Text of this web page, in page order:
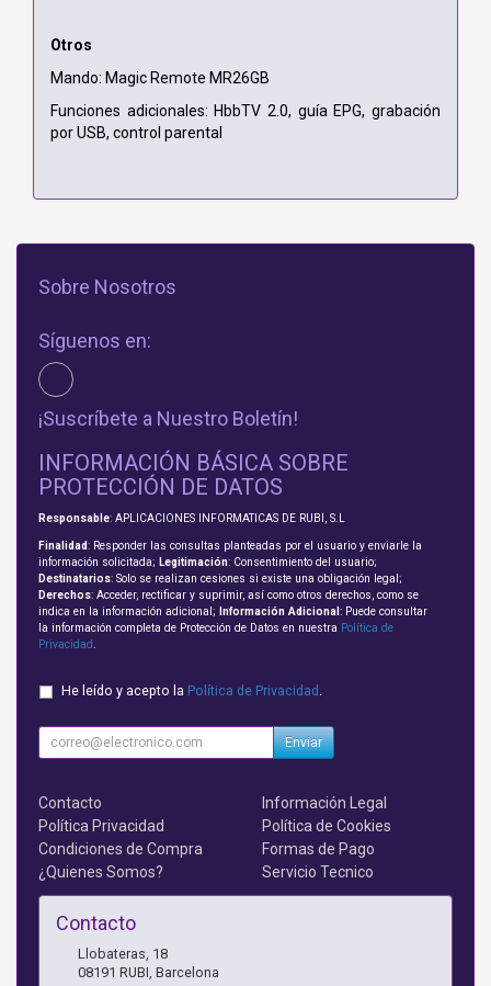
Otros
Mando: Magic Remote MR26GB
Funciones adicionales: HbbTV 2.0, guía EPG, grabación
por USB, control parental
Sobre Nosotros
Síguenos en:
¡Suscríbete a Nuestro Boletín!
INFORMACIÓN BÁSICA SOBRE
PROTECCIÓN DE DATOS
Responsable: APLICACIONES INFORMATICAS DE RUBI, S.L
Finalidad: Responder las consultas planteadas por el usuario y enviarle la
información solicitada; Legitimación: Consentimiento del usuario;
Destinatarios: Solo se realizan cesiones si existe una obligación legal;
Derechos: Acceder, rectificar y suprimir, así como otros derechos, como se
indica en la información adicional;
Información Adicional : Puede consultar
la información completa de Protección de Datos en nuestra Política de
Privacidad
He leído y acepto la Política de Privacidad
Enviar
Contacto
Información Legal
Política Privacidad
Política de Cookies
Condiciones de Compra
Formas de Pago
¿Quienes Somos?
Servicio Tecnico
Contacto
Llobateras, 18
08191 RUBI Barcelona